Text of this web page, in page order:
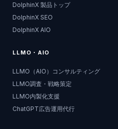
DolphinX 製品トップ
DolphinX SEO
DolphinX AIO
LLMO・AIO
LLMO（AIO）コンサルティング
LLMO調査・戦略策定
LLMO内製化支援
ChatGPT広告運用代行